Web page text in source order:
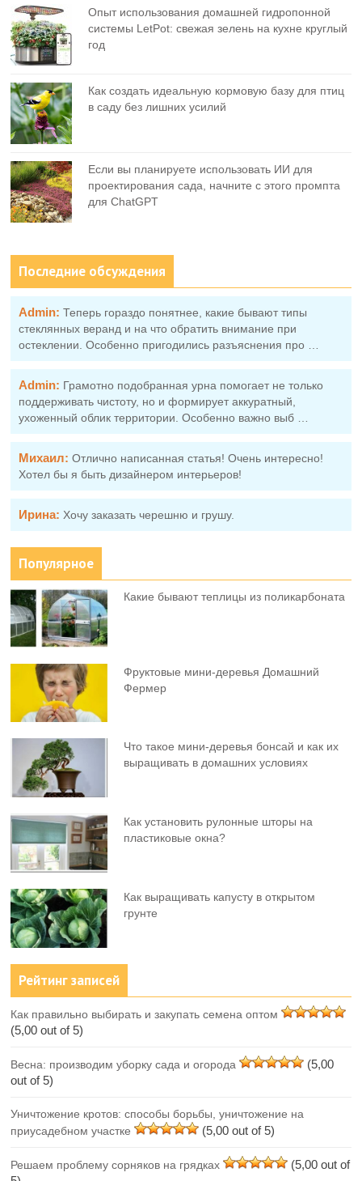
Опыт использования домашней гидропонной
системы LetPot: свежая зелень на кухне круглый
год
Как создать идеальную кормовую базу для птиц
в саду без лишних усилий
Если вы планируете использовать ИИ для
проектирования сада, начните с этого промпта
для ChatGPT
Последние обсуждения
Admin: Теперь гораздо понятнее, какие бывают типы
стеклянных веранд и на что обратить внимание при
остеклении. Особенно пригодились разъяснения про …
Admin: Грамотно подобранная урна помогает не только
поддерживать чистоту, но и формирует аккуратный,
ухоженный облик территории. Особенно важно выб …
Михаил: Отлично написанная статья! Очень интересно!
Хотел бы я быть дизайнером интерьеров!
Ирина: Хочу заказать черешню и грушу.
Популярное
Какие бывают теплицы из поликарбоната
Фруктовыe мини-деревья Домашний
Фермер
Что такое мини-деревья бонсай и как их
выращивать в домашних условиях
Как установить рулонные шторы на
пластиковые окна?
Как выращивать капусту в открытом
грунте
Рейтинг записей
Как правильно выбирать и закупать семена оптом
(5,00 out of 5)
Весна: производим уборку сада и огорода
(5,00
out of 5)
Уничтожение кротов: способы борьбы, уничтожение на
приусадебном участке
(5,00 out of 5)
Решаем проблему сорняков на грядках
(5,00 out of